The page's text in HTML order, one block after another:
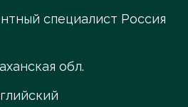
специалист Россия
обл.